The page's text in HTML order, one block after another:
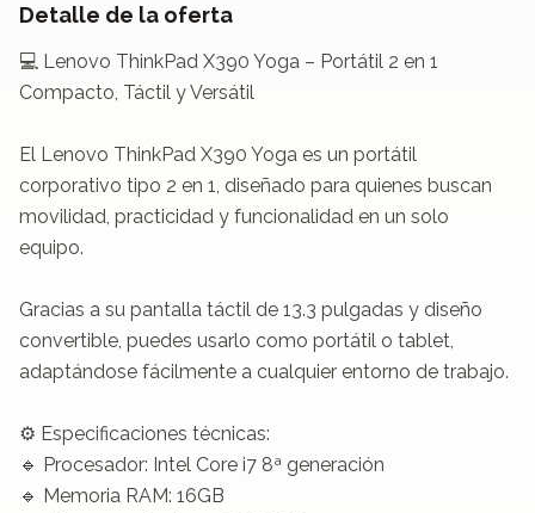
Detalle de la oferta
💻 Lenovo ThinkPad X390 Yoga – Portátil 2 en 1
Compacto, Táctil y Versátil
El Lenovo ThinkPad X390 Yoga es un portátil
corporativo tipo 2 en 1, diseñado para quienes buscan
movilidad, practicidad y funcionalidad en un solo
equipo.
Gracias a su pantalla táctil de 13.3 pulgadas y diseño
convertible, puedes usarlo como portátil o tablet,
adaptándose fácilmente a cualquier entorno de trabajo.
⚙️ Especificaciones técnicas:
🔹 Procesador: Intel Core i7 8ª generación
🔹 Memoria RAM: 16GB